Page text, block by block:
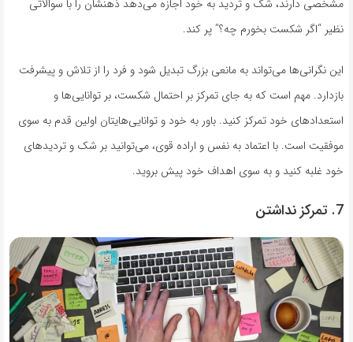
مشخصی دارند، شک و تردید به خود اجازه می‌دهد ذهنشان را با سوالاتی
نظیر “اگر شکست بخورم چه؟” پر کند.
این نگرانی‌ها می‌تواند به مانعی بزرگ تبدیل شود و فرد را از تلاش و پیشرفت
بازدارد. مهم است که به جای تمرکز بر احتمال شکست، بر توانایی‌ها و
استعدادهای خود تمرکز کنید. باور به خود و توانایی‌هایتان اولین قدم به سوی
موفقیت است. با اعتماد به نفس و اراده قوی، می‌توانید بر شک و تردیدهای
خود غلبه کنید و به سوی اهداف خود پیش بروید.
7. تمرکز نداشتن